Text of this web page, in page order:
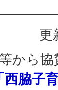
更
から
「西脇子